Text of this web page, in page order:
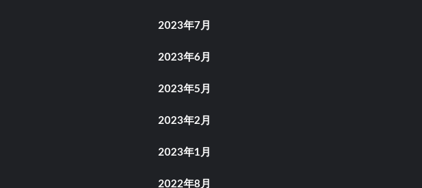
2023年7月
2023年6月
2023年5月
2023年2月
2023年1月
2022年8月